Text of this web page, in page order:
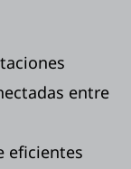
entre
eficientes